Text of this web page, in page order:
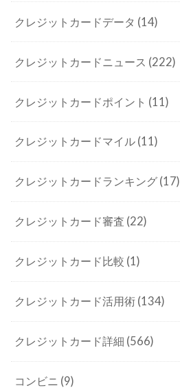
クレジットカードデータ (14)
クレジットカードニュース (222)
クレジットカードポイント (11)
クレジットカードマイル (11)
クレジットカードランキング (17)
クレジットカード審査 (22)
クレジットカード比較 (1)
クレジットカード活用術 (134)
クレジットカード詳細 (566)
コンビニ (9)